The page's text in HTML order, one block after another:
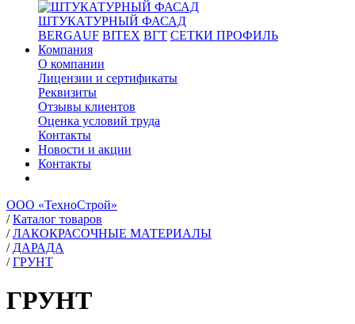
ШТУКАТУРНЫЙ ФАСАД
BERGAUF BITEX ВГТ СЕТКИ ПРОФИЛЬ
Компания
О компании
Лицензии и сертификаты
Реквизиты
Отзывы клиентов
Оценка условий труда
Контакты
Новости и акции
Контакты
ООО «ТехноСтрой»
/ Каталог товаров
/ ЛАКОКРАСОЧНЫЕ МАТЕРИАЛЫ
/ ДАРАДА
/ ГРУНТ
ГРУНТ